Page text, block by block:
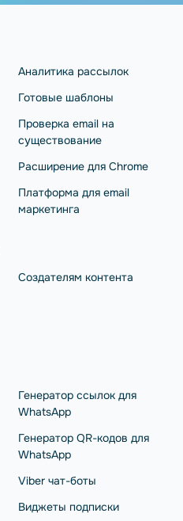
Аналитика рассылок
Готовые шаблоны
Проверка email на
существование
Расширение для Chrome
Платформа для email
маркетинга
Создателям контента
Генератор ссылок для
WhatsApp
Генератор QR-кодов для
WhatsApp
Viber чат-боты
Виджеты подписки